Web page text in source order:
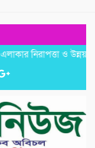
নিরাপত্তা ও উন্নয়নমূলক